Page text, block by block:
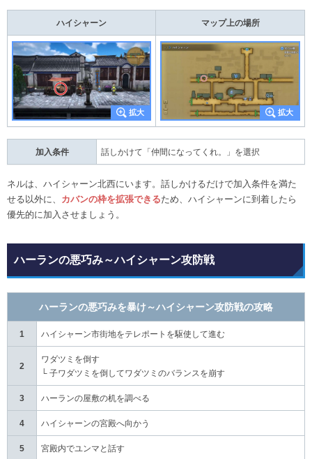
ハイシャーン マップ上の場所
加入条件 話しかけて「仲間になってくれ。」を選択
ネルは、ハイシャーン北西にいます。話しかけるだけで加入条件を満た
せる以外に、 カバンの枠を拡張できるため、ハイシャーンに到着したら
優先的に加入させましょう。
ハーランの悪巧み～ハイシャーン攻防戦
ハーランの悪巧みを暴け～ハイシャーン攻防戦の攻略
1 ハイシャーン市街地をテレポートを駆使して進む
2
ワダツミを倒す
└ 子ワダツミを倒してワダツミのバランスを崩す
3 ハーランの屋敷の机を調べる
4 ハイシャーンの宮殿へ向かう
5 宮殿内でユンマと話す